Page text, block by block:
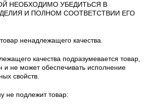
НЕОБХОДИМО УБЕДИТЬСЯ В
И ПОЛНОМ СООТВЕТСТВИИ ЕГО
ненадлежащего качества.
качества подразумевается товар,
и не может обеспечивать исполнение
свойств.
не подлежит товар: